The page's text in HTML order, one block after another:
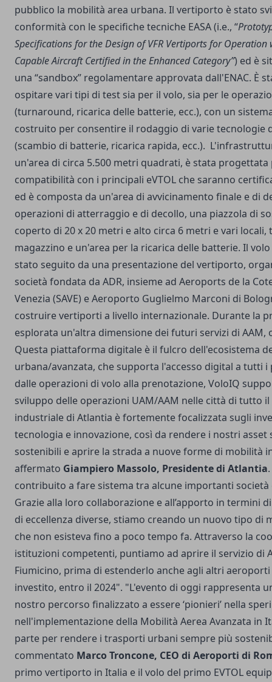
pubblico la mobilità area urbana. Il vertiporto è stato
conformità con le specifiche tecniche EASA (i.e., “
Specifications for the Design of VFR Vertiports for Operation
Capable Aircraft Certified in the Enhanced Category”) ed è
una “sandbox” regolamentare approvata dall'ENAC. È
ospitare vari tipi di test sia per il volo, sia per le
(turnaround, ricarica delle batterie, ecc.), con un
costruito per consentire il rodaggio di varie tecnologie
(scambio di batterie, ricarica rapida, ecc.).
un'area di circa 5.500 metri quadrati, è stata
compatibilità con i principali eVTOL che saranno
ed è composta da un'area di avvicinamento finale e di
operazioni di atterraggio e di decollo, una piazzola di
coperto di 20 x 20 metri e alto circa 6 metri e vari
magazzino e un'area per la ricarica delle batterie. Il
stato seguito da una presentazione del vertiporto,
società fondata da ADR, insieme ad Aeroports de la
Venezia (SAVE) e Aeroporto Guglielmo Marconi di
costruire vertiporti a livello internazionale. Durante la
esplorata un'altra dimensione dei futuri servizi di AAM,
Questa piattaforma digitale è il fulcro dell'ecosistema
urbana/avanzata, che supporta l'accesso digital a tutti i
dalle operazioni di volo alla prenotazione, VoloIQ
sviluppo delle operazioni UAM/AAM nelle città di tutto
industriale di Atlantia è fortemente focalizzata sugli
tecnologia e innovazione, così da rendere i nostri asset
sostenibili e aprire la strada a nuove forme di mobilità
affermato Giampiero Massolo, Presidente di Atlantia
contribuito a fare sistema tra alcune importanti società
Grazie alla loro collaborazione e all’apporto in termini
di eccellenza diverse, stiamo creando un nuovo tipo di
che non esisteva fino a poco tempo fa. Attraverso la
istituzioni competenti, puntiamo ad aprire il servizio di
Fiumicino, prima di estenderlo anche agli altri
investito, entro il 2024". "L'evento di oggi rappresenta
nostro percorso finalizzato a essere ‘pionieri’ nella
nell'implementazione della Mobilità Aerea Avanzata in
parte per rendere i trasporti urbani sempre più
commentato Marco Troncone, CEO di Aeroporti di
primo vertiporto in Italia e il volo del primo EVTOL